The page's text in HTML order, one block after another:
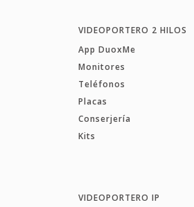
VIDEOPORTERO 2 HILOS
App DuoxMe
Monitores
Teléfonos
Placas
Conserjería
Kits
VIDEOPORTERO IP